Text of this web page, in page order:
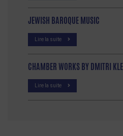
JEWISH BAROQUE MUSIC
Lire la suite
CHAMBER WORKS BY DMITRI
Lire la suite